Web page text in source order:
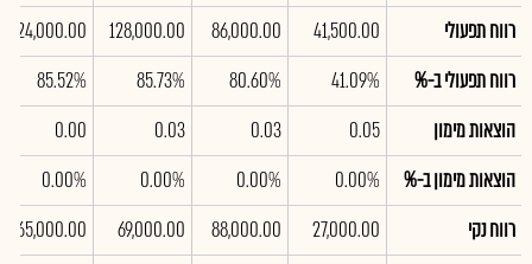
רווח תפעולי
41,500.00
86,000.00
128,000.00
124,000.00
רווח תפעולי ב-%
41.09%
80.60%
85.73%
85.52%
הוצאות מימון
0.05
0.03
0.03
0.00
הוצאות מימון ב-%
0.00%
0.00%
0.00%
0.00%
רווח נקי
27,000.00
88,000.00
69,000.00
65,000.00